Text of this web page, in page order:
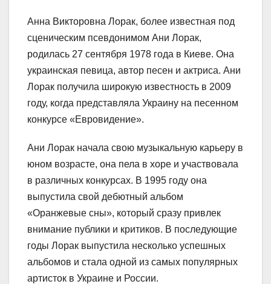
Анна Викторовна Лорак, более известная под
сценическим псевдонимом Ани Лорак,
родилась 27 сентября 1978 года в Киеве. Она
украинская певица, автор песен и актриса. Ани
Лорак получила широкую известность в 2009
году, когда представляла Украину на песенном
конкурсе «Евровидение».
Ани Лорак начала свою музыкальную карьеру в
юном возрасте, она пела в хоре и участвовала
в различных конкурсах. В 1995 году она
выпустила свой дебютный альбом
«Оранжевые сны», который сразу привлек
внимание публики и критиков. В последующие
годы Лорак выпустила несколько успешных
альбомов и стала одной из самых популярных
артисток в Украине и России.